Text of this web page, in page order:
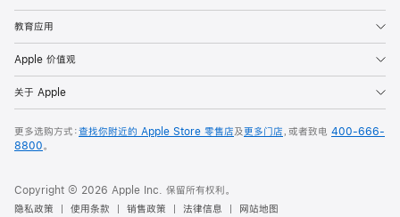
教育应用
Apple 价值观
关于 Apple
更多选购方式：查找你附近的 Apple Store 零售店及更多门店，或者致电 400-666-
8800。
Copyright © 2026 Apple Inc. 保留所有权利。
隐私政策
使用条款 销售政策 法律信息 网站地图